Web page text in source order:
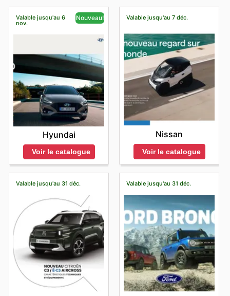
Valable jusqu'au 6
nov.
Nouveau!
Hyundai
Voir le catalogue
Valable jusqu'au 7 déc.
Nissan
Voir le catalogue
Valable jusqu'au 31 déc. Valable jusqu'au 31 déc.